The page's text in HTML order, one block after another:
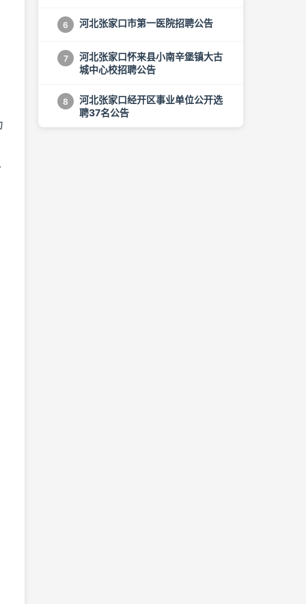
6 河北张家口市第一医院招聘公告
7
河北张家口怀来县小南辛堡镇大古
城中心校招聘公告
8
河北张家口经开区事业单位公开选
聘37名公告